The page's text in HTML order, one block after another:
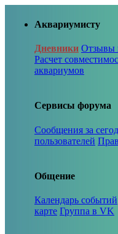
Аквариумисту
Дневники Отзывы
Расчет
аквариумов
Сервисы форума
Сообщения за
пользователей
Общение
Календарь событий
карте Группа в VK